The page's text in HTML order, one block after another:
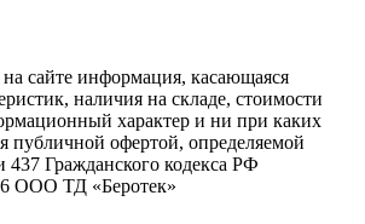
на сайте информация, касающаяся
наличия на складе, стоимости
характер и ни при каких
публичной офертой, определяемой
437 Гражданского кодекса РФ
ООО ТД «Беротек»